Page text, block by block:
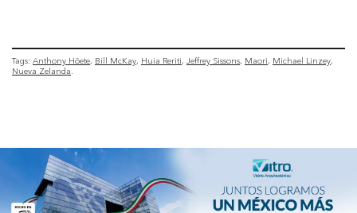
Tags: Anthony Hōete Bill McKay Huia Reriti Jeffrey Sissons Maori
Michael Linzey
Nueva Zelanda